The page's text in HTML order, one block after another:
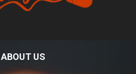
ABOUT US